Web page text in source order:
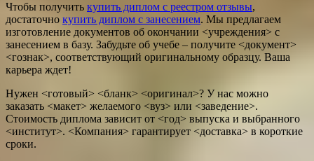
Чтобы получить купить диплом с реестром отзывы,
достаточно купить диплом с занесением. Мы предлагаем
изготовление документов об окончании <учреждения> с
занесением в базу. Забудьте об учебе – получите <документ>
<гознак>, соответствующий оригинальному образцу. Ваша
карьера ждет!
Нужен <готовый> <бланк> <оригинал>? У нас можно
заказать <макет> желаемого <вуз> или <заведение>.
Стоимость диплома зависит от <год> выпуска и выбранного
<институт>. <Компания> гарантирует <доставка> в короткие
сроки.